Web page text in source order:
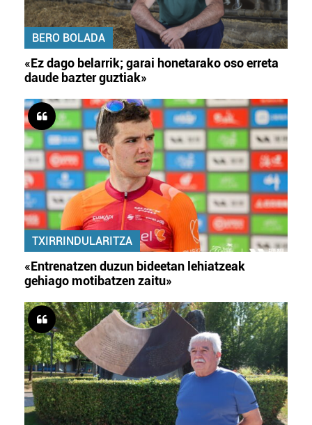
BERO BOLADA
«Ez dago belarrik; garai honetarako oso erreta
daude bazter guztiak»
TXIRRINDULARITZA
«Entrenatzen duzun bideetan lehiatzeak
gehiago motibatzen zaitu»